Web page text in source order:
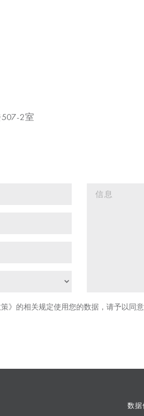
2室
》的相关规定使用您的数据，请予以同意
数